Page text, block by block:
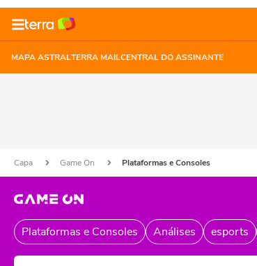
MAPA ASTRALTERRA MAILCENTRAL DO ASSINANTE
Capa Game On Plataformas e Consoles
Plataformas e Consoles Análises esports